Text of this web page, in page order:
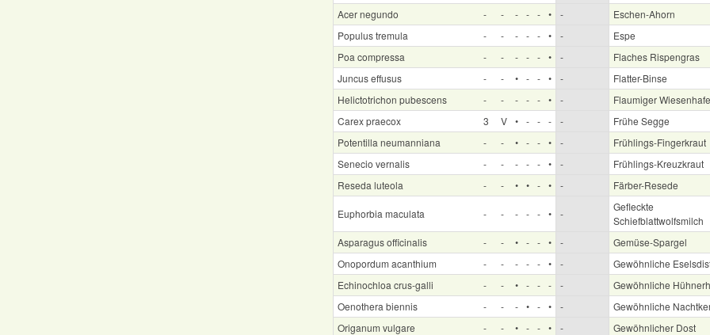
Acer negundo
- - - - - • -
Eschen-Ahorn
Populus tremula
- - - - - • -
Espe
Poa compressa
- - - - - • -
Flaches Rispengras
Juncus effusus
- - • - - • -
Flatter-Binse
Helictotrichon pubescens
- - - - - • -
Flaumiger
Carex praecox
3 V • - - - -
Frühe Segge
Potentilla neumanniana
- - • - - • -
Frühlings-Fingerkraut
Senecio vernalis
- - - - - • -
Frühlings-Kreuzkraut
Reseda luteola
- - • • - • - Färber-Resede
Euphorbia maculata - - - - - • -
Gefleckte
Schiefblattwolfsmilch
Asparagus officinalis
- - • - - • -
Gemüse-Spargel
Onopordum acanthium
- - - - - • -
Gewöhnliche
Echinochloa crus-galli
- - • - - - -
Gewöhnliche
Oenothera biennis
- - - • - • -
Gewöhnliche
Origanum vulgare
- - • - - • -
Gewöhnlicher Dost